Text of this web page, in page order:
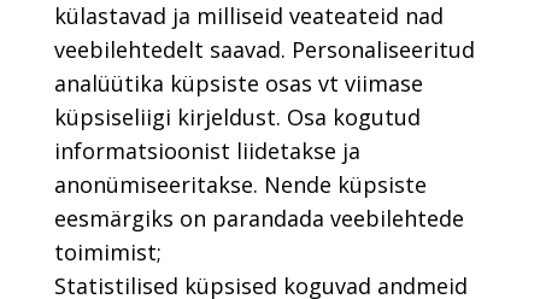
külastavad ja milliseid veateateid nad
veebilehtedelt saavad. Personaliseeritud
analüütika küpsiste osas vt viimase
küpsiseliigi kirjeldust. Osa kogutud
informatsioonist liidetakse ja
anonümiseeritakse. Nende küpsiste
eesmärgiks on parandada veebilehtede
toimimist;
Statistilised küpsised koguvad andmeid